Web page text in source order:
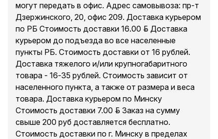
могут передать в офис. Адрес самовывоза: пр-т
Дзержинского, 20, офис 209. Доставка курьером
по РБ Стоимость доставки 16.00 руб. Доставка
курьером до подъезда во все населенные
пункты РБ. Стоимость доставки от 16 рублей.
Доставка тяжелого и/или крупногабаритного
товара - 16-35 рублей. Стоимость зависит от
населенного пункта, а также от размера и веса
товара. Доставка курьером по Минску
Стоимость доставки 7.00 руб. Заказ на сумму
свыше 200 руб доставляется бесплатно.
Стоимость доставки по г. Минску в пределах